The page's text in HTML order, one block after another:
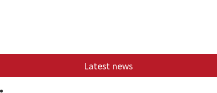
Latest news